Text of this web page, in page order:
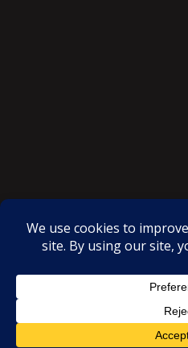
Proudly powered by WordPress